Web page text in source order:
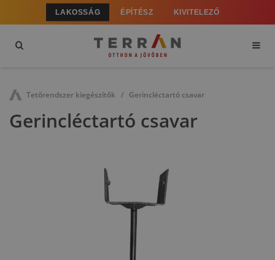
LAKOSSÁG ÉPÍTÉSZ KIVITELEZŐ
Tetőrendszer kiegészítők Gerincléctartó csavar
Gerincléctartó csavar